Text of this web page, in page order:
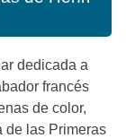
dedicada a
francés
de color,
de las Primeras